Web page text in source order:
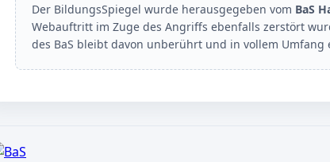
Der BildungsSpiegel wurde herausgegeben vom BaS
Webauftritt im Zuge des Angriffs ebenfalls zerstört
des BaS bleibt davon unberührt und in vollem Umfang